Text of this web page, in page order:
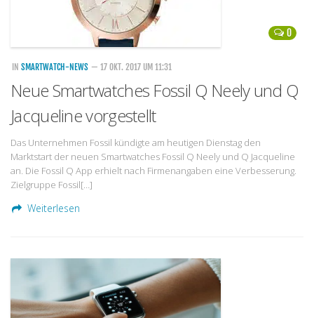
0
IN SMARTWATCH-NEWS — 17 OKT. 2017 UM 11:31
Neue Smartwatches Fossil Q Neely und Q
Jacqueline vorgestellt
Das Unternehmen Fossil kündigte am heutigen Dienstag den
Marktstart der neuen Smartwatches Fossil Q Neely und Q Jacqueline
an. Die Fossil Q App erhielt nach Firmenangaben eine Verbesserung.
Zielgruppe Fossil[…]
Weiterlesen